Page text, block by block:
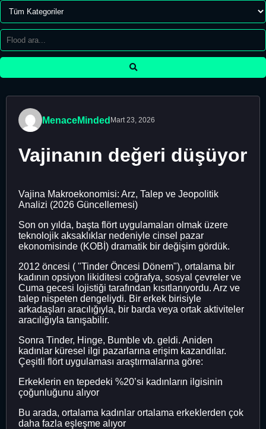
MenaceMinded Mart 23, 2026
Vajinanın değeri düşüyor
Vajina Makroekonomisi: Arz, Talep ve Jeopolitik
Analizi (2026 Güncellemesi)
Son on yılda, başta flört uygulamaları olmak üzere
teknolojik aksaklıklar nedeniyle cinsel pazar
ekonomisinde (KOBİ) dramatik bir değişim gördük.
2012 öncesi ( "Tinder Öncesi Dönem"), ortalama bir
kadının opsiyon likiditesi coğrafya, sosyal çevreler ve
Cuma gecesi lojistiği tarafından kısıtlanıyordu. Arz ve
talep nispeten dengeliydi. Bir erkek birisiyle
arkadaşları aracılığıyla, bir barda veya ortak aktiviteler
aracılığıyla tanışabilir.
Sonra Tinder, Hinge, Bumble vb. geldi. Aniden
kadınlar küresel ilgi pazarlarına erişim kazandılar.
Çeşitli flört uygulaması araştırmalarına göre:
Erkeklerin en tepedeki %20’si kadınların ilgisinin
çoğunluğunu alıyor
Bu arada, ortalama kadınlar ortalama erkeklerden çok
daha fazla eşleşme alıyor